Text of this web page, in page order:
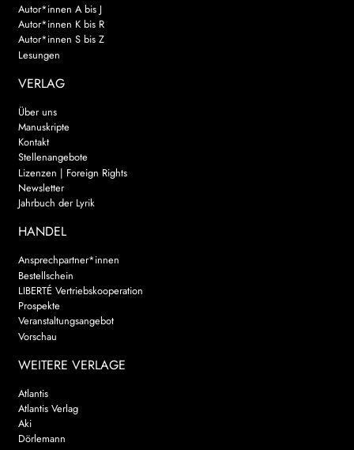
Autor*innen A bis J
Autor*innen K bis R
Autor*innen S bis Z
Lesungen
VERLAG
Über uns
Manuskripte
Kontakt
Stellenangebote
Lizenzen | Foreign Rights
Newsletter
Jahrbuch der Lyrik
HANDEL
Ansprechpartner*innen
Bestellschein
LIBERTÉ Vertriebskooperation
Prospekte
Veranstaltungsangebot
Vorschau
WEITERE VERLAGE
Atlantis
Atlantis Verlag
Aki
Dörlemann